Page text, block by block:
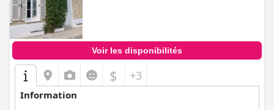
Voir les disponibilités
$ +3
Information